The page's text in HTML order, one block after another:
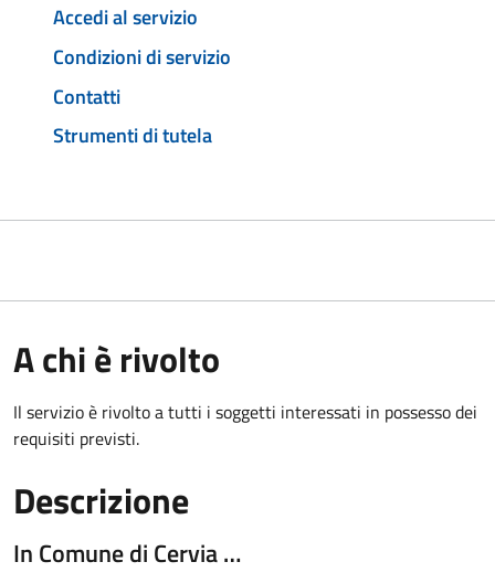
Accedi al servizio
Condizioni di servizio
Contatti
Strumenti di tutela
A chi è rivolto
Il servizio è rivolto a tutti i soggetti interessati in possesso dei
requisiti previsti.
Descrizione
In Comune di Cervia …